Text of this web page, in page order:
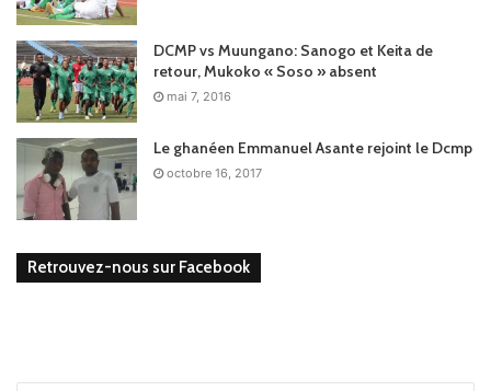
DCMP vs Muungano: Sanogo et Keita de
retour, Mukoko « Soso » absent
mai 7, 2016
Le ghanéen Emmanuel Asante rejoint le Dcmp
octobre 16, 2017
Retrouvez-nous sur Facebook